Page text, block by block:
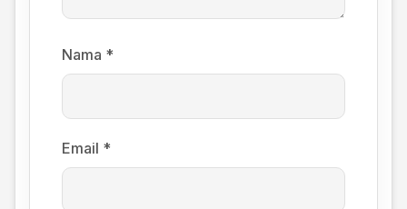
Nama *
Email *